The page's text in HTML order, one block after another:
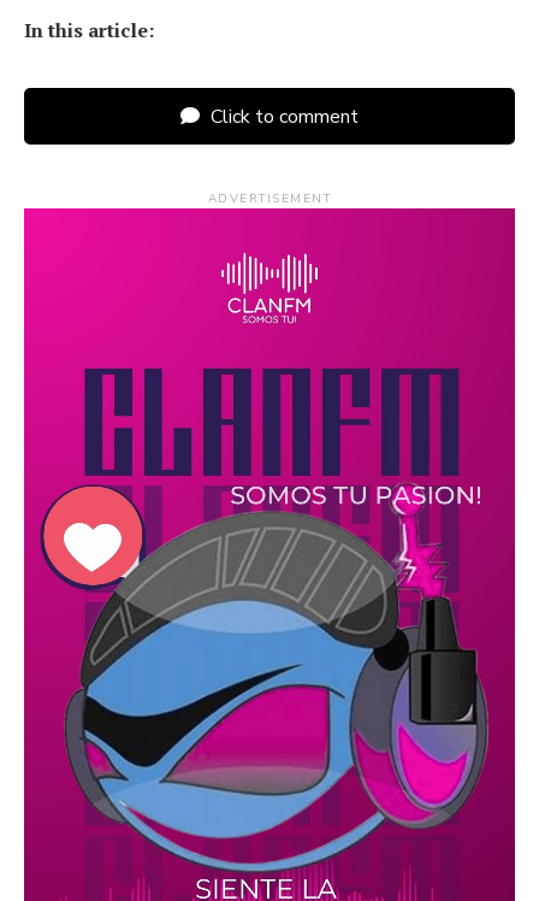
In this article:
Click to comment
ADVERTISEMENT